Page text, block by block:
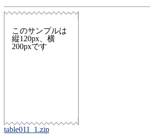
このサンプルは
縦120px、横
200pxです
table011_1.zip